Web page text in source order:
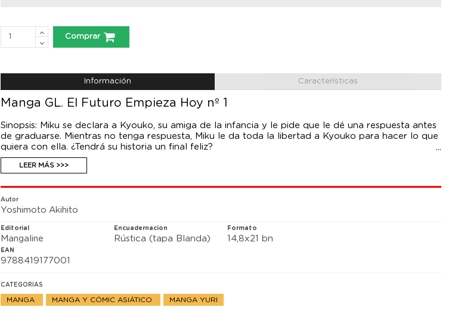
Comprar
Información Características
Manga GL. El Futuro Empieza Hoy nº 1
Sinopsis: Miku se declara a Kyouko, su amiga de la infancia y le pide que le dé una respuesta antes
de graduarse. Mientras no tenga respuesta, Miku le da toda la libertad a Kyouko para hacer lo que
quiera con ella. ¿Tendrá su historia un final feliz?
LEER MÁS >>>
Autor
Yoshimoto Akihito
Editorial
Mangaline
Encuadernacion
Rústica (tapa Blanda)
Formato
14,8x21 bn
EAN
9788419177001
CATEGORIAS
MANGA MANGA Y CÓMIC ASIÁTICO MANGA YURI